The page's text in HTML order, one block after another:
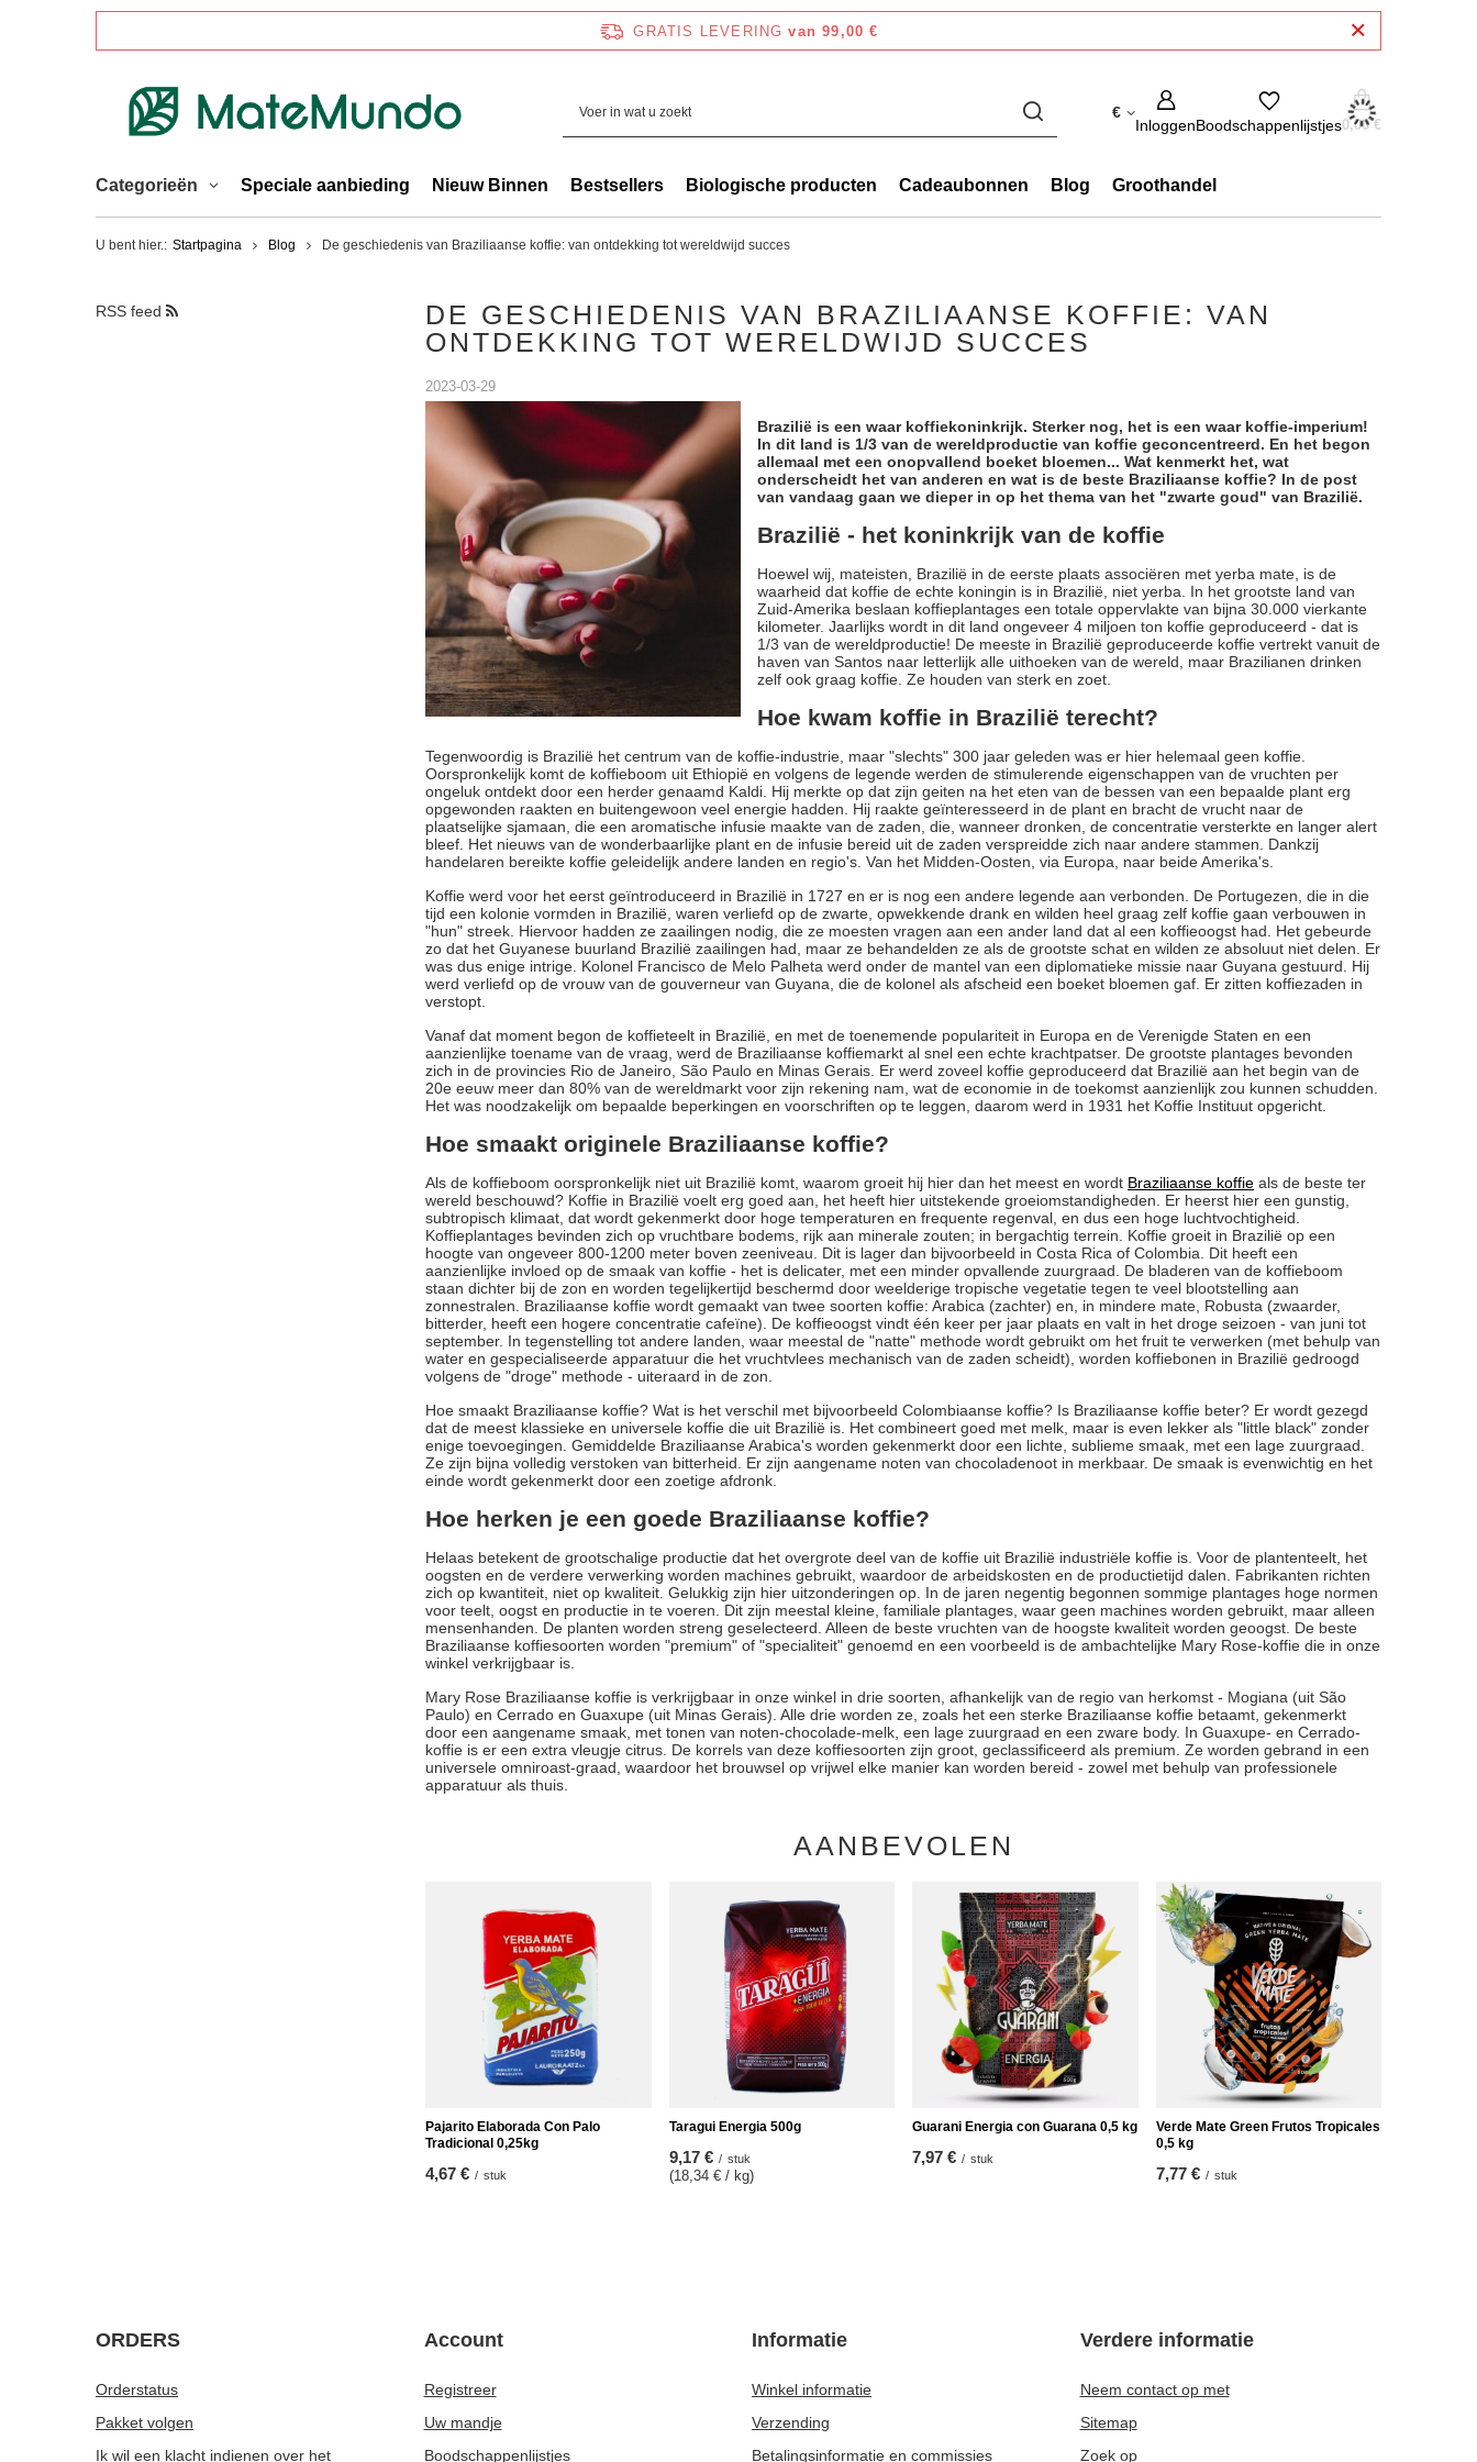
GRATIS LEVERING van 99,00 €
€
InloggenBoodschappenlijstjes0,00 €
Categorieën Speciale aanbieding Nieuw Binnen Bestsellers Biologische producten Cadeaubonnen Blog Groothandel
U bent hier.: Startpagina Blog De geschiedenis van Braziliaanse koffie: van ontdekking tot wereldwijd succes
RSS feed
DE GESCHIEDENIS VAN BRAZILIAANSE KOFFIE: VAN
ONTDEKKING TOT WERELDWIJD SUCCES
2023-03-29
Brazilië is een waar koffiekoninkrijk. Sterker nog, het is een waar koffie-imperium!
In dit land is 1/3 van de wereldproductie van koffie geconcentreerd. En het begon
allemaal met een onopvallend boeket bloemen... Wat kenmerkt het, wat
onderscheidt het van anderen en wat is de beste Braziliaanse koffie? In de post
van vandaag gaan we dieper in op het thema van het "zwarte goud" van Brazilië.
Brazilië - het koninkrijk van de koffie
Hoewel wij, mateisten, Brazilië in de eerste plaats associëren met yerba mate, is de
waarheid dat koffie de echte koningin is in Brazilië, niet yerba. In het grootste land van
Zuid-Amerika beslaan koffieplantages een totale oppervlakte van bijna 30.000 vierkante
kilometer. Jaarlijks wordt in dit land ongeveer 4 miljoen ton koffie geproduceerd - dat is
1/3 van de wereldproductie! De meeste in Brazilië geproduceerde koffie vertrekt vanuit de
haven van Santos naar letterlijk alle uithoeken van de wereld, maar Brazilianen drinken
zelf ook graag koffie. Ze houden van sterk en zoet.
Hoe kwam koffie in Brazilië terecht?
Tegenwoordig is Brazilië het centrum van de koffie-industrie, maar "slechts" 300 jaar geleden was er hier helemaal geen koffie.
Oorspronkelijk komt de koffieboom uit Ethiopië en volgens de legende werden de stimulerende eigenschappen van de vruchten per
ongeluk ontdekt door een herder genaamd Kaldi. Hij merkte op dat zijn geiten na het eten van de bessen van een bepaalde plant erg
opgewonden raakten en buitengewoon veel energie hadden. Hij raakte geïnteresseerd in de plant en bracht de vrucht naar de
plaatselijke sjamaan, die een aromatische infusie maakte van de zaden, die, wanneer dronken, de concentratie versterkte en langer alert
bleef. Het nieuws van de wonderbaarlijke plant en de infusie bereid uit de zaden verspreidde zich naar andere stammen. Dankzij
handelaren bereikte koffie geleidelijk andere landen en regio's. Van het Midden-Oosten, via Europa, naar beide Amerika's.
Koffie werd voor het eerst geïntroduceerd in Brazilië in 1727 en er is nog een andere legende aan verbonden. De Portugezen, die in die
tijd een kolonie vormden in Brazilië, waren verliefd op de zwarte, opwekkende drank en wilden heel graag zelf koffie gaan verbouwen in
"hun" streek. Hiervoor hadden ze zaailingen nodig, die ze moesten vragen aan een ander land dat al een koffieoogst had. Het gebeurde
zo dat het Guyanese buurland Brazilië zaailingen had, maar ze behandelden ze als de grootste schat en wilden ze absoluut niet delen. Er
was dus enige intrige. Kolonel Francisco de Melo Palheta werd onder de mantel van een diplomatieke missie naar Guyana gestuurd. Hij
werd verliefd op de vrouw van de gouverneur van Guyana, die de kolonel als afscheid een boeket bloemen gaf. Er zitten koffiezaden in
verstopt.
Vanaf dat moment begon de koffieteelt in Brazilië, en met de toenemende populariteit in Europa en de Verenigde Staten en een
aanzienlijke toename van de vraag, werd de Braziliaanse koffiemarkt al snel een echte krachtpatser. De grootste plantages bevonden
zich in de provincies Rio de Janeiro, São Paulo en Minas Gerais. Er werd zoveel koffie geproduceerd dat Brazilië aan het begin van de
20e eeuw meer dan 80% van de wereldmarkt voor zijn rekening nam, wat de economie in de toekomst aanzienlijk zou kunnen schudden.
Het was noodzakelijk om bepaalde beperkingen en voorschriften op te leggen, daarom werd in 1931 het Koffie Instituut opgericht.
Hoe smaakt originele Braziliaanse koffie?
Als de koffieboom oorspronkelijk niet uit Brazilië komt, waarom groeit hij hier dan het meest en wordt Braziliaanse koffie als de beste ter
wereld beschouwd? Koffie in Brazilië voelt erg goed aan, het heeft hier uitstekende groeiomstandigheden. Er heerst hier een gunstig,
subtropisch klimaat, dat wordt gekenmerkt door hoge temperaturen en frequente regenval, en dus een hoge luchtvochtigheid.
Koffieplantages bevinden zich op vruchtbare bodems, rijk aan minerale zouten; in bergachtig terrein. Koffie groeit in Brazilië op een
hoogte van ongeveer 800-1200 meter boven zeeniveau. Dit is lager dan bijvoorbeeld in Costa Rica of Colombia. Dit heeft een
aanzienlijke invloed op de smaak van koffie - het is delicater, met een minder opvallende zuurgraad. De bladeren van de koffieboom
staan dichter bij de zon en worden tegelijkertijd beschermd door weelderige tropische vegetatie tegen te veel blootstelling aan
zonnestralen. Braziliaanse koffie wordt gemaakt van twee soorten koffie: Arabica (zachter) en, in mindere mate, Robusta (zwaarder,
bitterder, heeft een hogere concentratie cafeïne). De koffieoogst vindt één keer per jaar plaats en valt in het droge seizoen - van juni tot
september. In tegenstelling tot andere landen, waar meestal de "natte" methode wordt gebruikt om het fruit te verwerken (met behulp van
water en gespecialiseerde apparatuur die het vruchtvlees mechanisch van de zaden scheidt), worden koffiebonen in Brazilië gedroogd
volgens de "droge" methode - uiteraard in de zon.
Hoe smaakt Braziliaanse koffie? Wat is het verschil met bijvoorbeeld Colombiaanse koffie? Is Braziliaanse koffie beter? Er wordt gezegd
dat de meest klassieke en universele koffie die uit Brazilië is. Het combineert goed met melk, maar is even lekker als "little black" zonder
enige toevoegingen. Gemiddelde Braziliaanse Arabica's worden gekenmerkt door een lichte, sublieme smaak, met een lage zuurgraad.
Ze zijn bijna volledig verstoken van bitterheid. Er zijn aangename noten van chocoladenoot in merkbaar. De smaak is evenwichtig en het
einde wordt gekenmerkt door een zoetige afdronk.
Hoe herken je een goede Braziliaanse koffie?
Helaas betekent de grootschalige productie dat het overgrote deel van de koffie uit Brazilië industriële koffie is. Voor de plantenteelt, het
oogsten en de verdere verwerking worden machines gebruikt, waardoor de arbeidskosten en de productietijd dalen. Fabrikanten richten
zich op kwantiteit, niet op kwaliteit. Gelukkig zijn hier uitzonderingen op. In de jaren negentig begonnen sommige plantages hoge normen
voor teelt, oogst en productie in te voeren. Dit zijn meestal kleine, familiale plantages, waar geen machines worden gebruikt, maar alleen
mensenhanden. De planten worden streng geselecteerd. Alleen de beste vruchten van de hoogste kwaliteit worden geoogst. De beste
Braziliaanse koffiesoorten worden "premium" of "specialiteit" genoemd en een voorbeeld is de ambachtelijke Mary Rose-koffie die in onze
winkel verkrijgbaar is.
Mary Rose Braziliaanse koffie is verkrijgbaar in onze winkel in drie soorten, afhankelijk van de regio van herkomst - Mogiana (uit São
Paulo) en Cerrado en Guaxupe (uit Minas Gerais). Alle drie worden ze, zoals het een sterke Braziliaanse koffie betaamt, gekenmerkt
door een aangename smaak, met tonen van noten-chocolade-melk, een lage zuurgraad en een zware body. In Guaxupe- en Cerrado-
koffie is er een extra vleugje citrus. De korrels van deze koffiesoorten zijn groot, geclassificeerd als premium. Ze worden gebrand in een
universele omniroast-graad, waardoor het brouwsel op vrijwel elke manier kan worden bereid - zowel met behulp van professionele
apparatuur als thuis.
AANBEVOLEN
Pajarito Elaborada Con Palo
Tradicional 0,25kg
4,67 € / stuk
Taragui Energia 500g
9,17 € / stuk
(18,34 € / kg)
Guarani Energia con Guarana 0,5 kg
7,97 € / stuk
Verde Mate Green Frutos Tropicales
0,5 kg
7,77 € / stuk
ORDERS
Orderstatus
Pakket volgen
Ik wil een klacht indienen over het
Account
Registreer
Uw mandje
Boodschappenlijstjes
Informatie
Winkel informatie
Verzending
Betalingsinformatie en commissies
Verdere informatie
Neem contact op met
Sitemap
Zoek op